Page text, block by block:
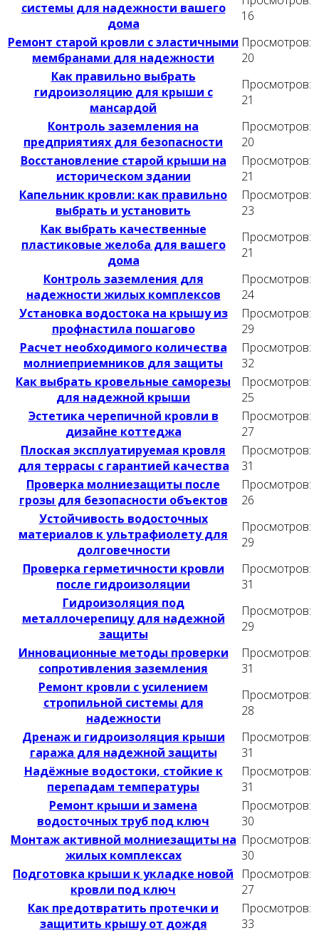
системы для надежности вашего
дома
16
Ремонт старой кровли с эластичными
мембранами для надежности
Просмотров:
20
Как правильно выбрать
гидроизоляцию для крыши с
мансардой
Просмотров:
21
Контроль заземления на
предприятиях для безопасности
Просмотров:
20
Восстановление старой крыши на
историческом здании
Просмотров:
21
Капельник кровли: как правильно
выбрать и установить
Просмотров:
23
Как выбрать качественные
пластиковые желоба для вашего
дома
Просмотров:
21
Контроль заземления для
надежности жилых комплексов
Просмотров:
24
Установка водостока на крышу из
профнастила пошагово
Просмотров:
29
Расчет необходимого количества
молниеприемников для защиты
Просмотров:
32
Как выбрать кровельные саморезы
для надежной крыши
Просмотров:
25
Эстетика черепичной кровли в
дизайне коттеджа
Просмотров:
27
Плоская эксплуатируемая кровля
для террасы с гарантией качества
Просмотров:
31
Проверка молниезащиты после
грозы для безопасности объектов
Просмотров:
26
Устойчивость водосточных
материалов к ультрафиолету для
долговечности
Просмотров:
29
Проверка герметичности кровли
после гидроизоляции
Просмотров:
31
Гидроизоляция под
металлочерепицу для надежной
защиты
Просмотров:
29
Инновационные методы проверки
сопротивления заземления
Просмотров:
31
Ремонт кровли с усилением
стропильной системы для
надежности
Просмотров:
28
Дренаж и гидроизоляция крыши
гаража для надежной защиты
Просмотров:
31
Надёжные водостоки, стойкие к
перепадам температуры
Просмотров:
31
Ремонт крыши и замена
водосточных труб под ключ
Просмотров:
30
Монтаж активной молниезащиты на
жилых комплексах
Просмотров:
30
Подготовка крыши к укладке новой
кровли под ключ
Просмотров:
27
Как предотвратить протечки и
защитить крышу от дождя
Просмотров:
33